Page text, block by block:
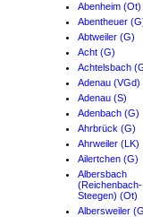
Abenheim (Ot)
Abentheuer
Abtweiler (G)
Acht (G)
Achtelsbach
Adenau (VGd)
Adenau (S)
Adenbach (G)
Ahrbrück (G)
Ahrweiler (LK)
Ailertchen (G)
Albersbach
(Reichenbach-
Steegen) (Ot)
Albersweiler